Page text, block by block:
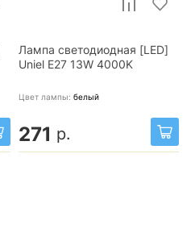
Лампа светодиодная [LED]
Uniel E27 13W 4000K
Цвет лампы: белый
271 р.